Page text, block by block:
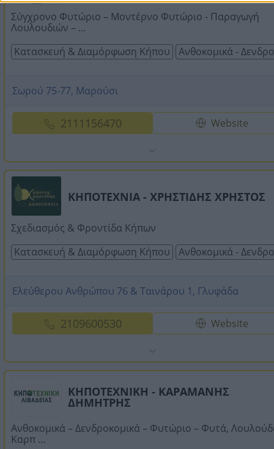
Σύγχρονο Φυτώριο – Μοντέρνο Φυτώριο - Παραγωγή
Λουλουδιών – ...
Κατασκευή & Διαμόρφωση Κήπου
Ανθοκομικά -
Σωρού 75-77, Μαρούσι
2111156470 Website
ΚΗΠΟΤΕΧΝΙΑ - ΧΡΗΣΤΙΔΗΣ ΧΡΗΣΤΟΣ
Σχεδιασμός & Φροντίδα Κήπων
Κατασκευή & Διαμόρφωση Κήπου
Ανθοκομικά -
Ελεύθερου Ανθρώπου 76 & Ταινάρου 1, Γλυφάδα
2109600530 Website
ΚΗΠΟΤΕΧΝΙΚΗ - ΚΑΡΑΜΑΝΗΣ
ΔΗΜΗΤΡΗΣ
Ανθοκομικά – Δενδροκομικά – Φυτώριο – Φυτά,
Καρπ ...